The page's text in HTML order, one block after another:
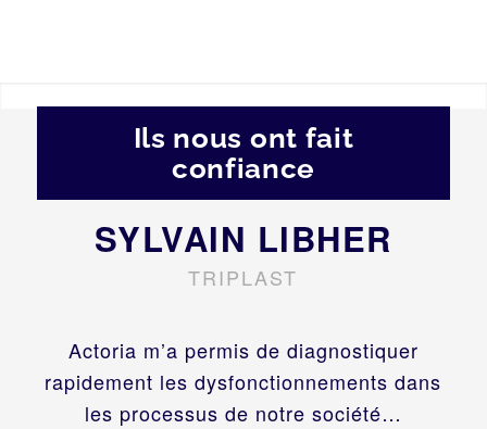
Ils nous ont fait
confiance
Actoria m’a permis de diagnostiquer
rapidement les dysfonctionnements dans
les processus de notre société…
SYLVAIN LIBHER
TRIPLAST